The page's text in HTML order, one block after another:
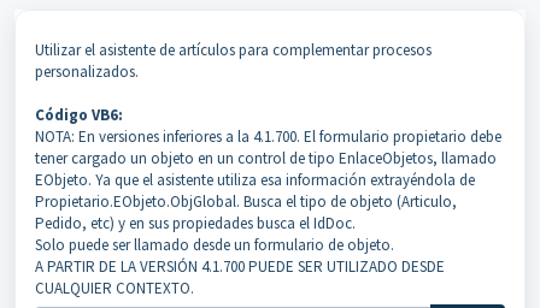
Utilizar el asistente de artículos para complementar procesos
personalizados.
Código VB6:
NOTA: En versiones inferiores a la 4.1.700. El formulario propietario debe
tener cargado un objeto en un control de tipo EnlaceObjetos, llamado
EObjeto. Ya que el asistente utiliza esa información extrayéndola de
Propietario.EObjeto.ObjGlobal. Busca el tipo de objeto (Articulo,
Pedido, etc) y en sus propiedades busca el IdDoc.
Solo puede ser llamado desde un formulario de objeto.
A PARTIR DE LA VERSIÓN 4.1.700 PUEDE SER UTILIZADO DESDE
CUALQUIER CONTEXTO.